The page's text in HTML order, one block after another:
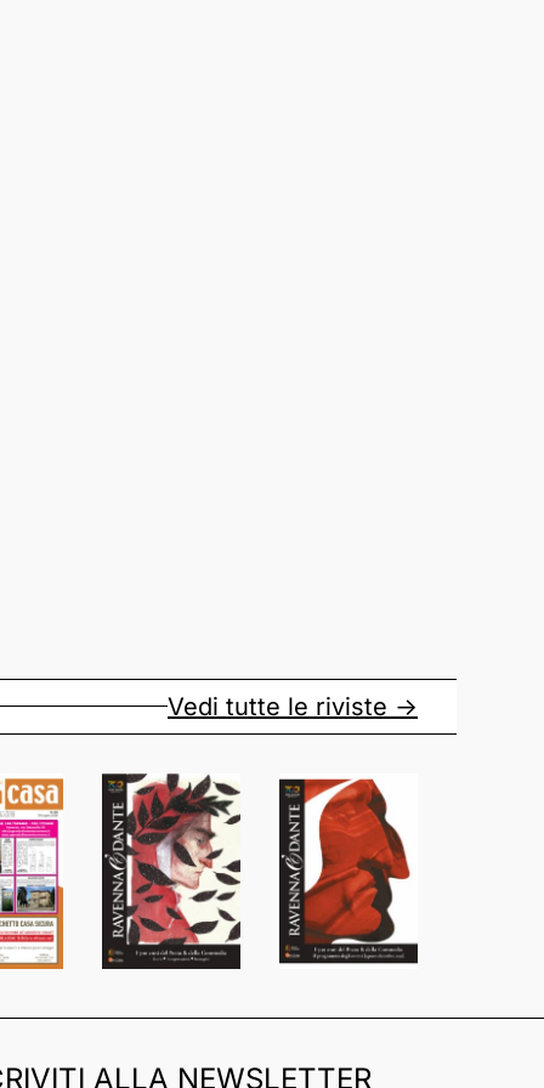
Vedi tutte le riviste ->
ALLA NEWSLETTER